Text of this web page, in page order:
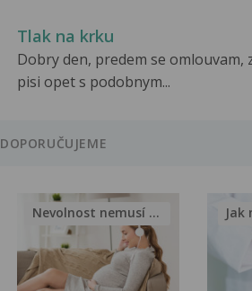
Tlak na krku
Dobry den, predem se omlouvam,
pisi opet s podobnym...
DOPORUČUJEME
Nevolnost nemusí být nutnou... Jak